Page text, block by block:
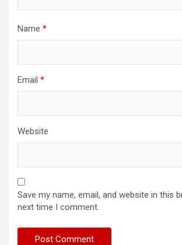
Name *
Email *
Website
Save my name, email, and website in this
next time I comment.